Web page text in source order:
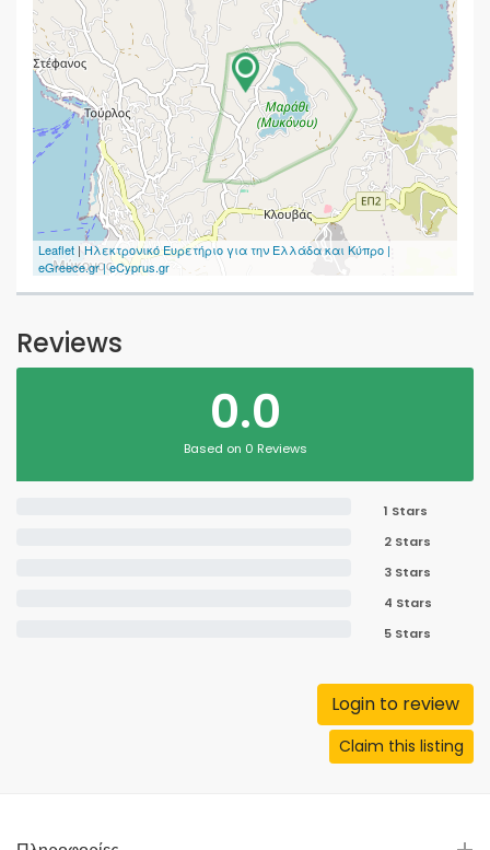
Leaflet | Ηλεκτρονικό Ευρετήριο για την Ελλάδα και Κύπρο |
eGreece.gr | eCyprus.gr
Reviews
0.0
Based on 0 Reviews
1 Stars
2 Stars
3 Stars
4 Stars
5 Stars
Login to review
Claim this listing